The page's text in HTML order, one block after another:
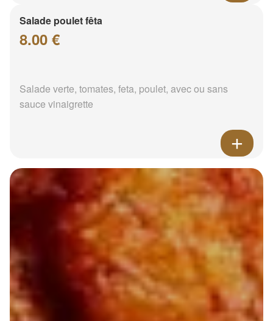
Salade poulet fêta
8.00 €
Salade verte, tomates, feta, poulet, avec ou sans
sauce vinaigrette